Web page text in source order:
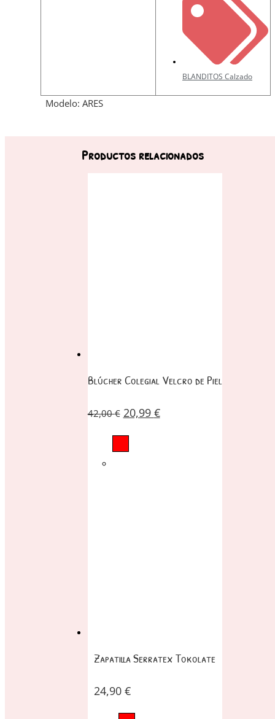
BLANDITOS Calzado
Modelo: ARES
Productos relacionados
Blúcher Colegial Velcro de Piel
42,00€ 20,99 €
Zapatilla Serratex Tokolate
24,90 €